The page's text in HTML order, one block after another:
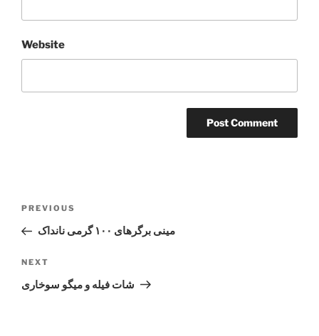
Website
Previous
Post
PREVIOUS
مینی برگرهای ۱۰۰ گرمی نانداک
Next
Post
NEXT
شات فیله و میگو سوخاری